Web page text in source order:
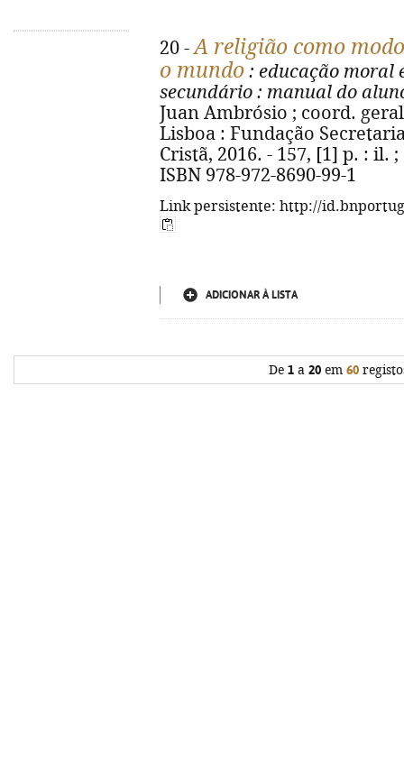
20 -A religião como
o mundo : educação moral
secundário : manual do
Juan Ambrósio ; coord.
Lisboa : Fundação
Cristã, 2016. - 157, [1] p. : il.
ISBN 978-972-8690-99-1
Link persistente: http://
ADICIONAR À LISTA
De 1a 20em 60